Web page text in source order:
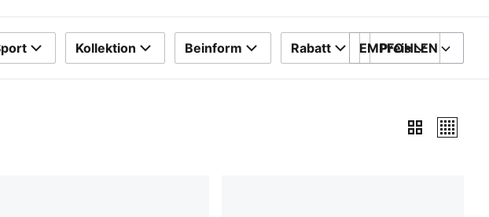
Kollektion Beinform Rabatt Preis
SORTIEREN NACH
EMPFOHLEN